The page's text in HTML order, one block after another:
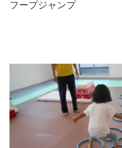
フープジャンプ